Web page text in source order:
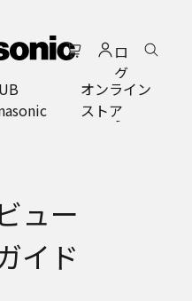
ロ
グ
イ
ン
オンライン
ストア
ュー
イド